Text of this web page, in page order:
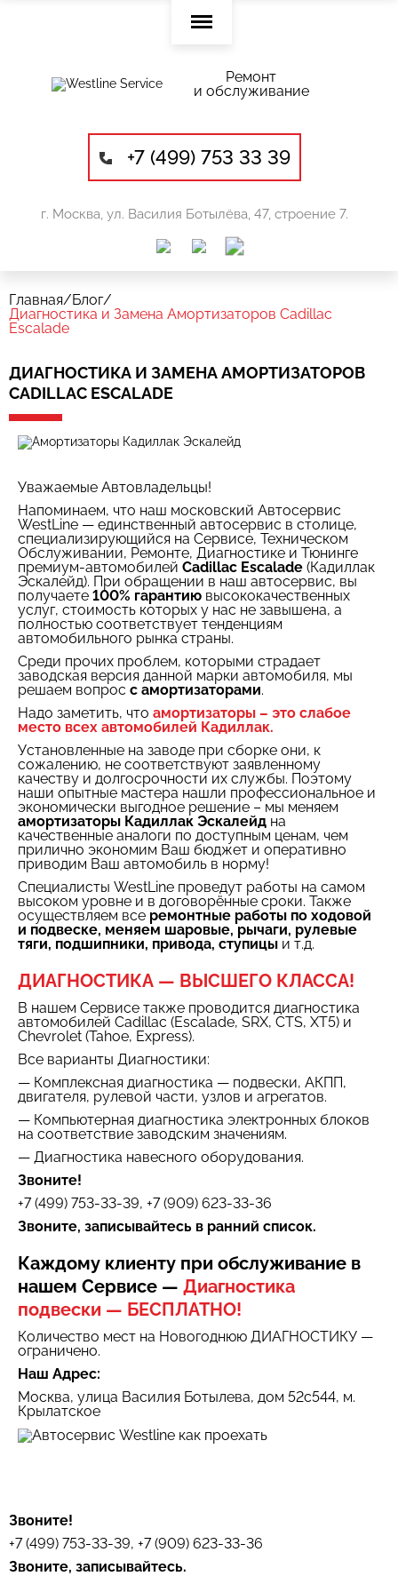
Ремонт
и обслуживание
+7 (499) 753 33 39
г. Москва, ул. Василия Ботылёва, 47, строение 7.
Главная/Блог/
Диагностика и Замена Амортизаторов Cadillac
Escalade
ДИАГНОСТИКА И ЗАМЕНА АМОРТИЗАТОРОВ
CADILLAC ESCALADE
Уважаемые Автовладельцы!
Напоминаем, что наш московский Автосервис
WestLine — единственный автосервис в столице,
специализирующийся на Сервисе, Техническом
Обслуживании, Ремонте, Диагностике и Тюнинге
премиум-автомобилей Cadillac Escalade (Кадиллак
Эскалейд). При обращении в наш автосервис, вы
получаете 100% гарантию высококачественных
услуг, стоимость которых у нас не завышена, а
полностью соответствует тенденциям
автомобильного рынка страны.
Среди прочих проблем, которыми страдает
заводская версия данной марки автомобиля, мы
решаем вопрос с амортизаторами.
Надо заметить, что амортизаторы – это слабое
место всех автомобилей Кадиллак.
Установленные на заводе при сборке они, к
сожалению, не соответствуют заявленному
качеству и долгосрочности их службы. Поэтому
наши опытные мастера нашли профессиональное и
экономически выгодное решение – мы меняем
амортизаторы Кадиллак Эскалейд на
качественные аналоги по доступным ценам, чем
прилично экономим Ваш бюджет и оперативно
приводим Ваш автомобиль в норму!
Специалисты WestLine проведут работы на самом
высоком уровне и в договорённые сроки. Также
осуществляем все ремонтные работы по ходовой
и подвеске, меняем шаровые, рычаги, рулевые
тяги, подшипники, привода, ступицы и т.д.
ДИАГНОСТИКА — ВЫСШЕГО КЛАССА!
В нашем Сервисе также проводится диагностика
автомобилей Cadillac (Escalade, SRX, CTS, XT5) и
Chevrolet (Tahoe, Express).
Все варианты Диагностики:
— Комплексная диагностика — подвески, АКПП,
двигателя, рулевой части, узлов и агрегатов.
— Компьютерная диагностика электронных блоков
на соответствие заводским значениям.
— Диагностика навесного оборудования.
Звоните!
+7 (499) 753-33-39, +7 (909) 623-33-36
Звоните, записывайтесь в ранний список.
Каждому клиенту при обслуживание в
нашем Сервисе — Диагностика
подвески — БЕСПЛАТНО!
Количество мест на Новогоднюю ДИАГНОСТИКУ —
ограничено.
Наш Адрес:
Москва, улица Василия Ботылева, дом 52с544, м.
Крылатское
Звоните!
+7 (499) 753-33-39, +7 (909) 623-33-36
Звоните, записывайтесь.